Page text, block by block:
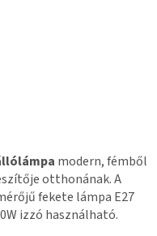
modern, fémből
otthonának. A
fekete lámpa E27
izzó használható.